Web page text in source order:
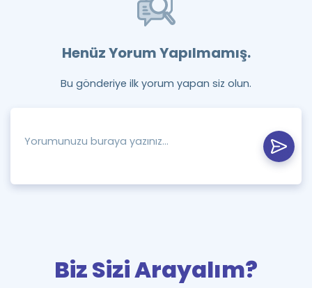
Henüz Yorum Yapılmamış.
Bu gönderiye ilk yorum yapan siz olun.
Biz Sizi Arayalım?